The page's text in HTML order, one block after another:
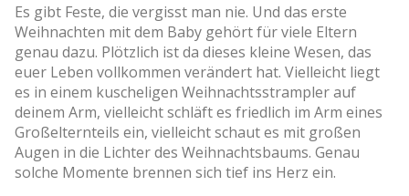
Es gibt Feste, die vergisst man nie. Und das erste
Weihnachten mit dem Baby gehört für viele Eltern
genau dazu. Plötzlich ist da dieses kleine Wesen, das
euer Leben vollkommen verändert hat. Vielleicht liegt
es in einem kuscheligen Weihnachtsstrampler auf
deinem Arm, vielleicht schläft es friedlich im Arm eines
Großelternteils ein, vielleicht schaut es mit großen
Augen in die Lichter des Weihnachtsbaums. Genau
solche Momente brennen sich tief ins Herz ein.